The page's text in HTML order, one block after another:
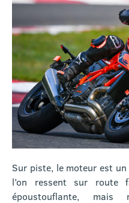
Sur piste, le moteur est
l’on ressent sur route
époustouflante, mais